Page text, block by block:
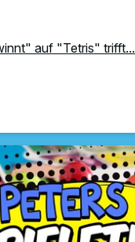
auf "Tetris" trifft...